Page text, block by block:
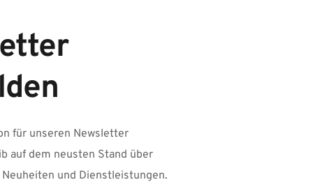
für unseren Newsletter
auf dem neusten Stand über
und Dienstleistungen.